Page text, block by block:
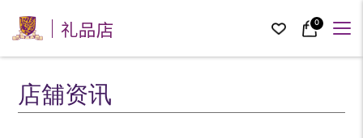
礼品店 0
店舖资讯